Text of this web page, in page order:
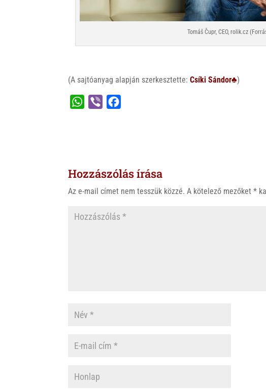
Tomáš Čupr, CEO, rolik.cz
(A sajtóanyag alapján szerkesztette:Csíki Sándor♣)
W
A
o
Hozzászólás írása
Az e-mail címet nem tesszük közzé. A kötelező mezőket*